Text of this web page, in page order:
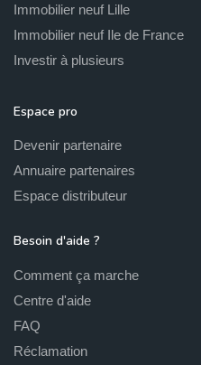
Immobilier neuf Lille
Immobilier neuf Ile de France
Investir à plusieurs
Espace pro
Devenir partenaire
Annuaire partenaires
Espace distributeur
Besoin d'aide ?
Comment ça marche
Centre d'aide
FAQ
Réclamation